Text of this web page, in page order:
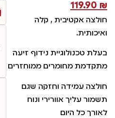
119.90 ₪
חולצה אקטיבית , קלה
ואיכותית.
בעלת טכנולוגיית נידוף זיעה
מתקדמת מחומרים ממוחזרים
חולצה עמידה וחזקה שגם
תשמור עליך אוורירי ונוח
לאורך כל היום